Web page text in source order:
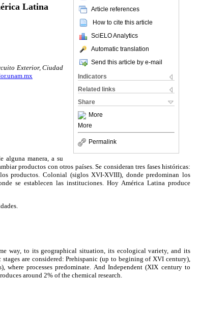
Article references
How to cite this article
SciELO Analytics
Automatic translation
Send this article by e-mail
Indicators
Related links
Share
More
More
Permalink
Latina
Exterior, Ciudad
alguna manera, a su
productos con otros países. Se consideran tres fases históricas:
productos. Colonial (siglos XVI-XVIII), donde predominan los
se establecen las instituciones. Hoy América Latina produce
way, to its geographical situation, its ecological variety, and its
are considered: Prehispanic (up to begining of XVI century),
processes predominate. And Independent (XIX century to
around 2% of the chemical research.